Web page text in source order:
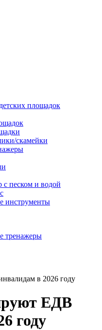
площадок
скамейки
с песком и водой
инструменты
тренажеры
в 2026 году
ЕДВ
году